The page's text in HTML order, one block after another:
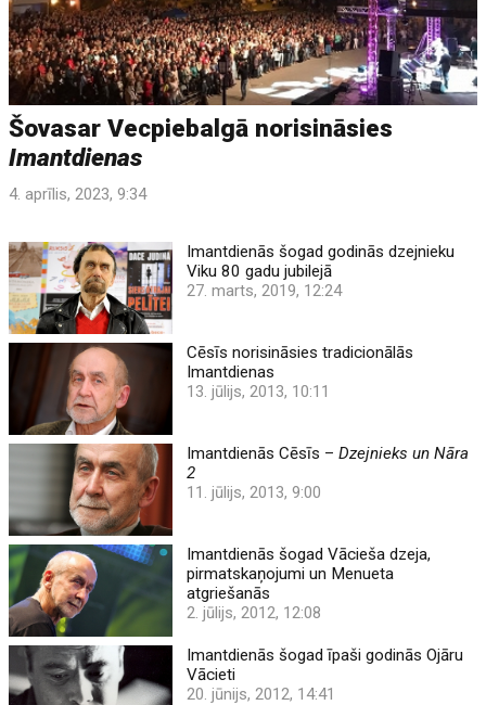
Šovasar Vecpiebalgā norisināsies
Imantdienas
4. aprīlis, 2023, 9:34
Imantdienās šogad godinās dzejnieku
Viku 80 gadu jubilejā
27. marts, 2019, 12:24
Cēsīs norisināsies tradicionālās
Imantdienas
13. jūlijs, 2013, 10:11
Imantdienās Cēsīs –Dzejnieks un Nāra
2
11. jūlijs, 2013, 9:00
Imantdienās šogad Vācieša dzeja,
pirmatskaņojumi un Menueta
atgriešanās
2. jūlijs, 2012, 12:08
Imantdienās šogad īpaši godinās Ojāru
Vācieti
20. jūnijs, 2012, 14:41